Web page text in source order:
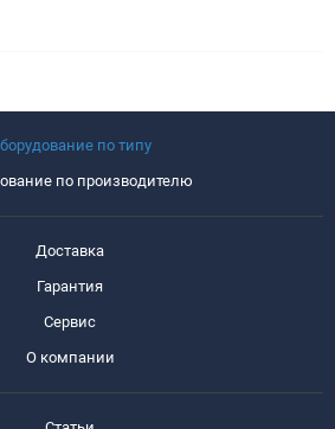
по типу
по производителю
Доставка
Гарантия
Сервис
О компании